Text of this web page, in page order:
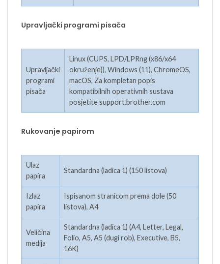
Upravljački programi pisača
Upravljački
programi
pisača
Linux (CUPS, LPD/LPRng (x86/x64
okruženje)), Windows (11), ChromeOS,
macOS, Za kompletan popis
kompatibilnih operativnih sustava
posjetite support.brother.com
Rukovanje papirom
Ulaz
papira
Standardna (ladica 1) (150 listova)
Izlaz
papira
Ispisanom stranicom prema dole (50
listova), A4
Veličina
medija
Standardna (ladica 1) (A4, Letter, Legal,
Folio, A5, A5 (dugi rob), Executive, B5,
16K)